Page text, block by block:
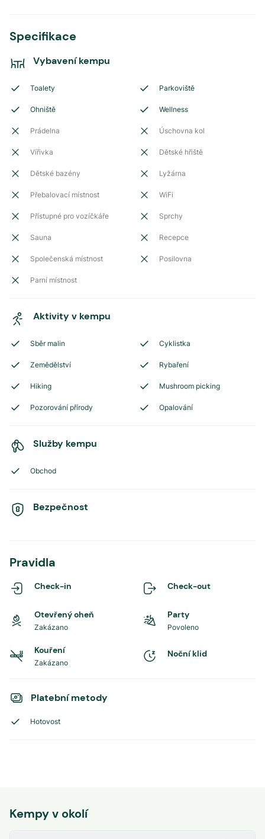
Specifikace
Vybavení kempu
Toalety Parkoviště
Ohniště Wellness
Prádelna Úschovna kol
Vířivka Dětské hřiště
Dětské bazény Lyžárna
Přebalovací místnost WiFi
Přístupné pro vozíčkáře Sprchy
Sauna Recepce
Společenská místnost Posilovna
Parní místnost
Aktivity v kempu
Sběr malin Cyklistka
Zemědělství Rybaření
Hiking Mushroom picking
Pozorování přírody Opalování
Služby kempu
Obchod
Bezpečnost
Pravidla
Check-in Check-out
Otevřený oheň
Zakázano
Party
Povoleno
Kouření
Zakázano
Noční klid
Platební metody
Hotovost
Kempy v okolí